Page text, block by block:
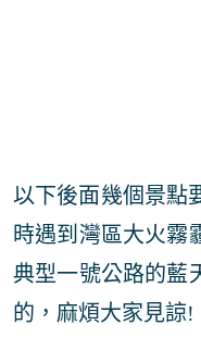
以下後面幾個景點
時遇到灣區大火霧
典型一號公路的藍
的，麻煩大家見諒!